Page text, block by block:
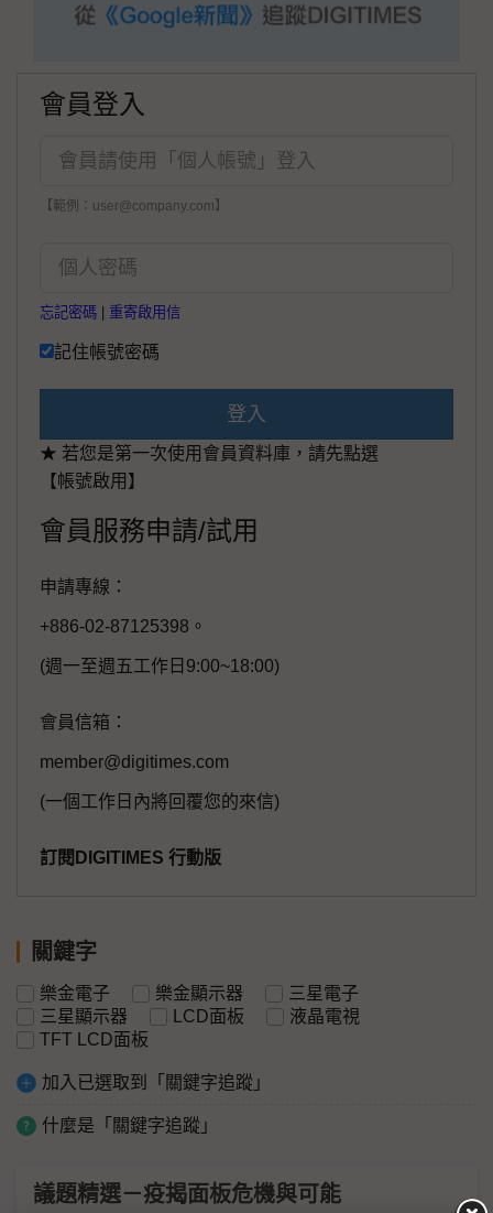
會員登入
【範例：user@company.com】
忘記密碼 重寄啟用信
記住帳號密碼
登入
★ 若您是第一次使用會員資料庫，請先點選
【帳號啟用】
會員服務申請/試用
申請專線：
+886-02-87125398。
(週一至週五工作日9:00~18:00)
會員信箱：
member@digitimes.com
(一個工作日內將回覆您的來信)
訂閱DIGITIMES 行動版
關鍵字
樂金電子 樂金顯示器
三星電子
三星顯示器
LCD面板
液晶電視
TFT LCD面板
加入已選取到「關鍵字追蹤」
什麼是「關鍵字追蹤」
議題精選－疫揭面板危機與可能